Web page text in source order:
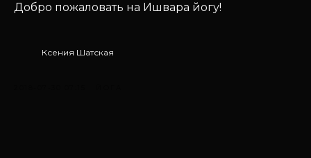
Добро пожаловать на Ишвара йогу!
Ксения Шатская